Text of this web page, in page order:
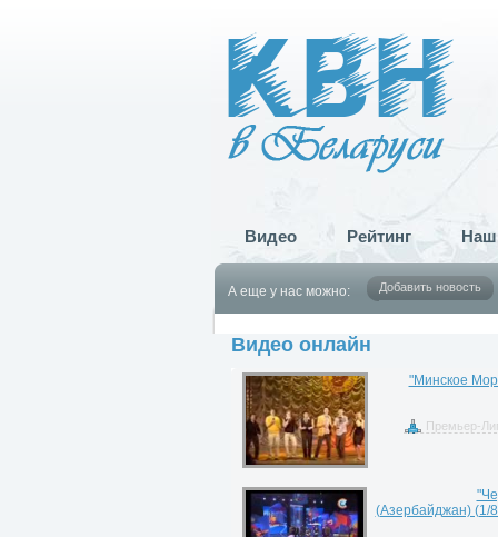
Видео Рейтинг
А еще у нас можно: Добавить новость
Видео онлайн
"Минское
Премьер-
(Азербайджан) (1/